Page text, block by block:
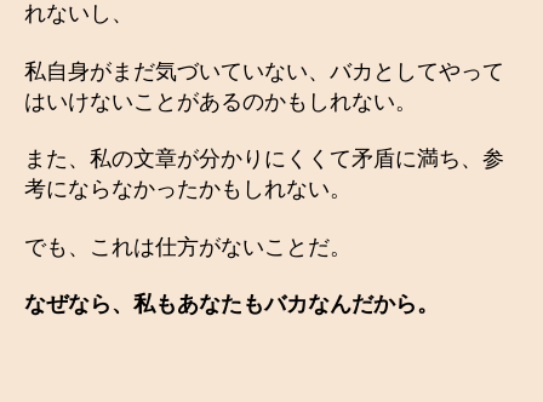
れないし、
私自身がまだ気づいていない、バカとしてやって
はいけないことがあるのかもしれない。
また、私の文章が分かりにくくて矛盾に満ち、参
考にならなかったかもしれない。
でも、これは仕方がないことだ。
なぜなら、私もあなたもバカなんだから。